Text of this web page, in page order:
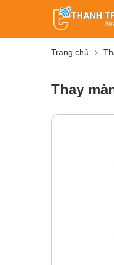
Trang chủ
Thay